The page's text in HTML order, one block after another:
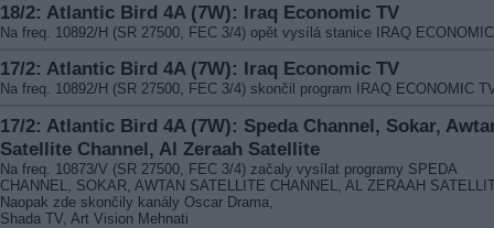
18/2: Atlantic Bird 4A (7W): Iraq Economic TV
Na freq. 10892/H (SR 27500, FEC 3/4) opět vysílá stanice IRAQ
17/2: Atlantic Bird 4A (7W): Iraq Economic TV
Na freq. 10892/H (SR 27500, FEC 3/4) skončil program IRAQ ECONOMIC
17/2: Atlantic Bird 4A (7W): Speda Channel, Sokar,
Satellite Channel, Al Zeraah Satellite
Na freq. 10873/V (SR 27500, FEC 3/4) začaly vysílat programy SPEDA
CHANNEL, SOKAR, AWTAN SATELLITE CHANNEL, AL ZERAAH
Naopak zde skončily kanály Oscar Drama,
Shada TV, Art Vision Mehnati